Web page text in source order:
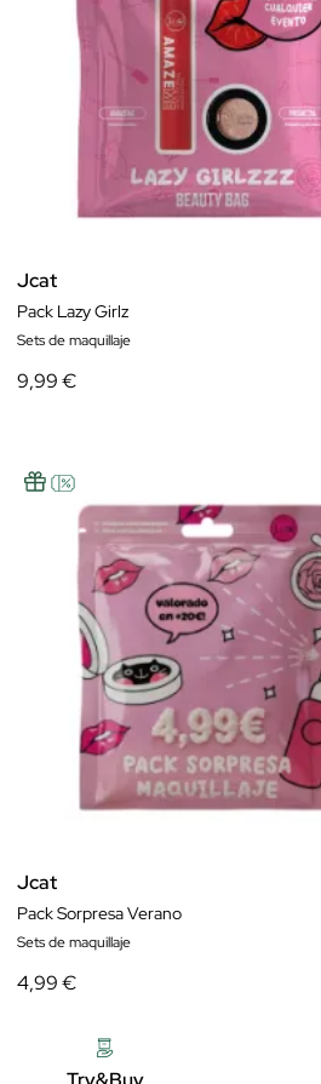
Jcat
Pack Lazy Girlz
Sets de maquillaje
9,99 €
Jcat
Pack Sorpresa Verano
Sets de maquillaje
4,99 €